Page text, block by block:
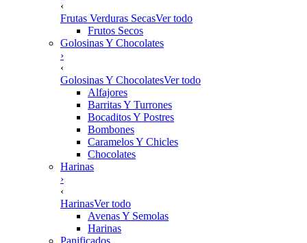
‹
Frutas Verduras SecasVer todo
Frutos Secos
Golosinas Y Chocolates
›
‹
Golosinas Y ChocolatesVer todo
Alfajores
Barritas Y Turrones
Bocaditos Y Postres
Bombones
Caramelos Y Chicles
Chocolates
Harinas
›
‹
HarinasVer todo
Avenas Y Semolas
Harinas
Panificados